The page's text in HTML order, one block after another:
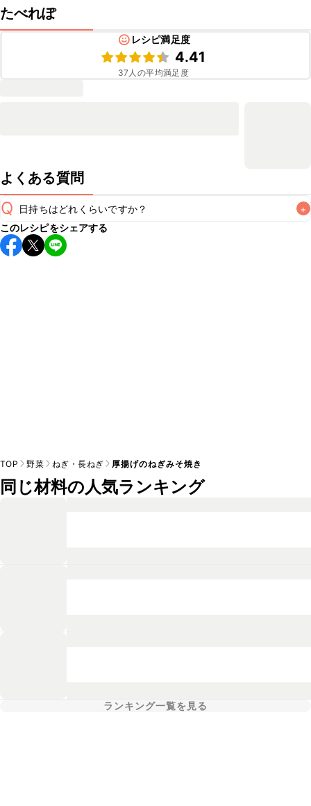
たべれぽ
レシピ満足度
4.41
37 人の平均満足度
よくある質問
Q 日持ちはどれくらいですか？ +
保存期間は冷蔵で翌日中が目安です。なるべくお早めにお召
し上がりください。
このレシピをシェアする
TOP 野菜 ねぎ・長ねぎ 厚揚げのねぎみそ焼き
同じ材料の人気ランキング
ランキング一覧を見る